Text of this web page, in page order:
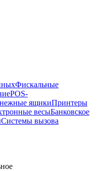
Фискальные
POS-
ящикиПринтеры
весыБанковское
Системы вызова